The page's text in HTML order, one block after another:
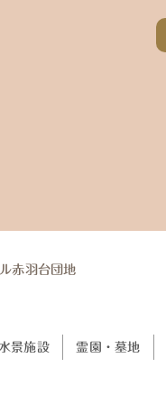
赤羽台団地
景施設 霊園・墓地